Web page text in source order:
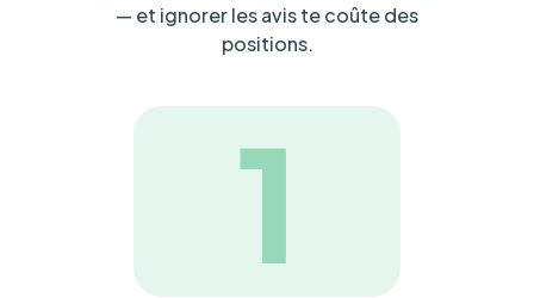
— et ignorer les avis te coûte des
positions.
1